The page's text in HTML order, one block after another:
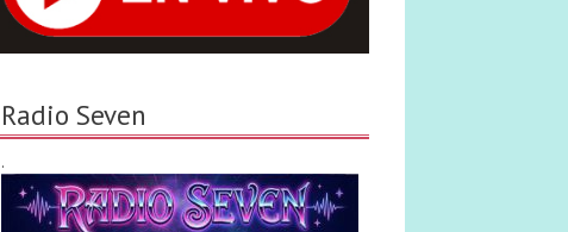
Radio Seven
.